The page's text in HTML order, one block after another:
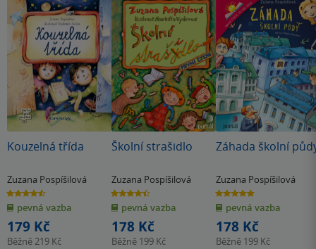
Kouzelná třída
Zuzana Pospíšilová
4.6
z
5
hvězdiček
pevná vazba
179 Kč
Běžně219 Kč
Školní strašidlo
Zuzana Pospíšilová
4.5
z
5
hvězdiček
pevná vazba
178 Kč
Běžně 199 Kč
Záhada školní
Zuzana Pospíšilová
5.0
z
5
hvězdiček
pevná vazba
178 Kč
Běžně 199 Kč